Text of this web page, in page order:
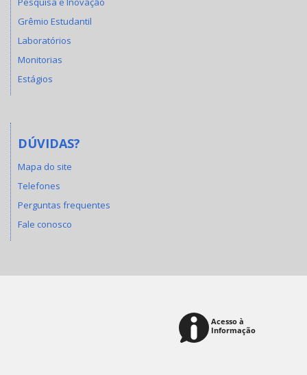
Grêmio Estudantil
Laboratórios
Monitorias
Estágios
DÚVIDAS?
Mapa do site
Telefones
Perguntas frequentes
Fale conosco